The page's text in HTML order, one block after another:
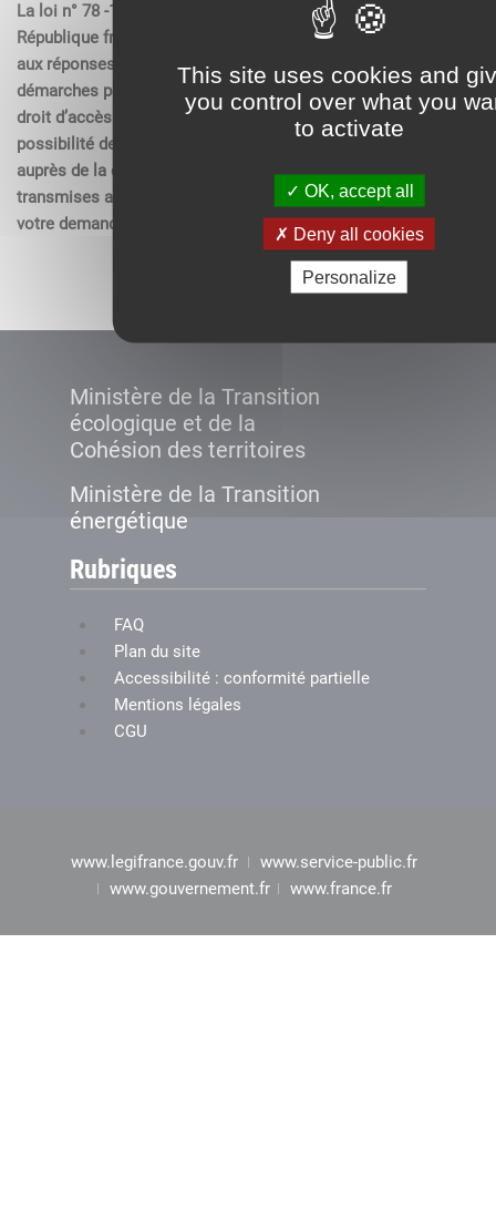
This site uses cookies and
you control over what you
to activate
OK, accept all
Deny all cookies
Personalize
La loi n° 78 -17 du 6 janvier 1978 relative à l’informatique de la
République française, aux fichiers et aux libertés s’applique
aux réponses contenues dans les demandes effectués sur les
démarches pour les personnes physiques. Elle garantit un
droit d’accès aux données nominatives les concernant et la
possibilité de rectification. Ces droits peuvent être exercés
auprès de la collectivité. Les données recueillies seront
transmises aux services compétents pour l’instruction de
votre demande.
Créer le compte
Ministère de la Transition
écologique et de la
Cohésion des territoires
Ministère de la Transition
énergétique
Rubriques
FAQ
Plan du site
Accessibilité : conformité partielle
Mentions légales
CGU
www.legifrance.gouv.fr
www.service-public.fr
www.gouvernement.fr
www.france.fr